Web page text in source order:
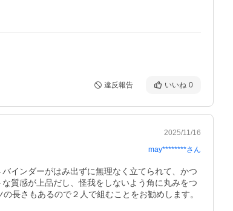
違反報告 いいね 0
2025/11/16
may********さん
インダーがはみ出ずに無理なく立てられて、かつ
質感が上品だし、怪我をしないよう角に丸みをつ
長さもあるので２人で組むことをお勧めします。